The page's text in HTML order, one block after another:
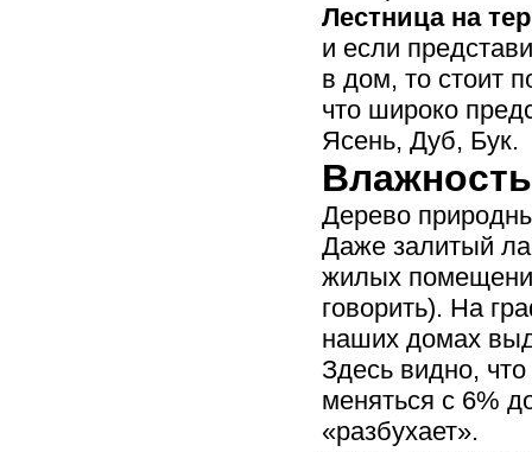
Лестница на
и если
в дом, то стоит
что широко
Ясень, Дуб, Бук.
Влажность
Дерево
Даже залитый
жилых
говорить). На
наших домах
Здесь видно,
меняться с 6%
«разбухает».